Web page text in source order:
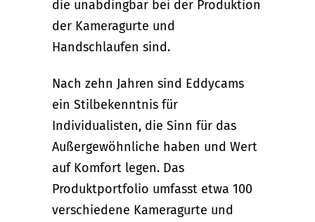
die unabdingbar bei der Produktion
der Kameragurte und
Handschlaufen sind.
Nach zehn Jahren sind Eddycams
ein Stilbekenntnis für
Individualisten, die Sinn für das
Außergewöhnliche haben und Wert
auf Komfort legen. Das
Produktportfolio umfasst etwa 100
verschiedene Kameragurte und